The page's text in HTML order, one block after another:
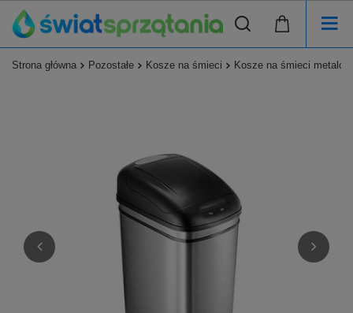
Strona główna Pozostałe Kosze na śmieci Kosze na śmieci